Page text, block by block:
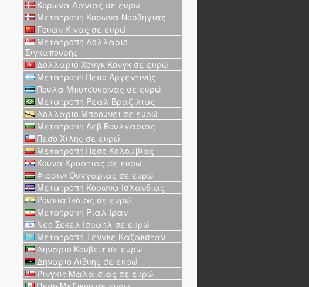
Κορωνα Δανιας σε ευρώ
Μετατροπη Κορωνα Νορβηγιας
Γουαν Κινας σε ευρώ
Μετατροπη Δολλαριο
Σιγκαπουρης
Δολλαριο Χονγκ Κονγκ σε ευρώ
Μετατροπη Πεσο Αργεντινής
Πουλα Μποτσουανας σε ευρώ
Μετατροπη Ρεαλ Βραζιλιας
Δολλαριο Μπρουνει σε ευρώ
Μετατροπη Λεβ Βουλγαριας
Πεσο Χιλης σε ευρώ
Μετατροπη Πεσο Κολομβιας
Κουνα Κροατιας σε ευρώ
Φιορινι Ουγγαριας σε ευρώ
Μετατροπη Κορωνα Ισλανδιας
Ρουπια Ινδιας σε ευρώ
Μετατροπη Ριαλ Ιραν
Νεο Σεκελ Ισραηλ σε ευρώ
Μετατροπη Τενγκε Καζακσταν
Δηναριο Κουβειτ σε ευρώ
Δηναριο Λιβυης σε ευρώ
Ρινγκιτ Μαλαισιας σε ευρώ